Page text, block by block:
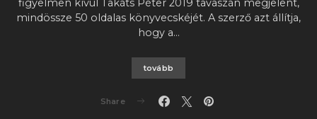
figyelmen kívül Takáts Péter 2019 tavaszán megjelent,
mindössze 50 oldalas könyvecskéjét. A szerző azt állítja,
hogy a…
tovább
Share